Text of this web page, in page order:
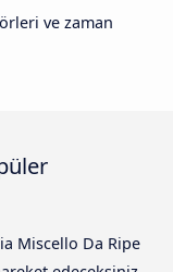
ve zaman
Miscello Da Ripe